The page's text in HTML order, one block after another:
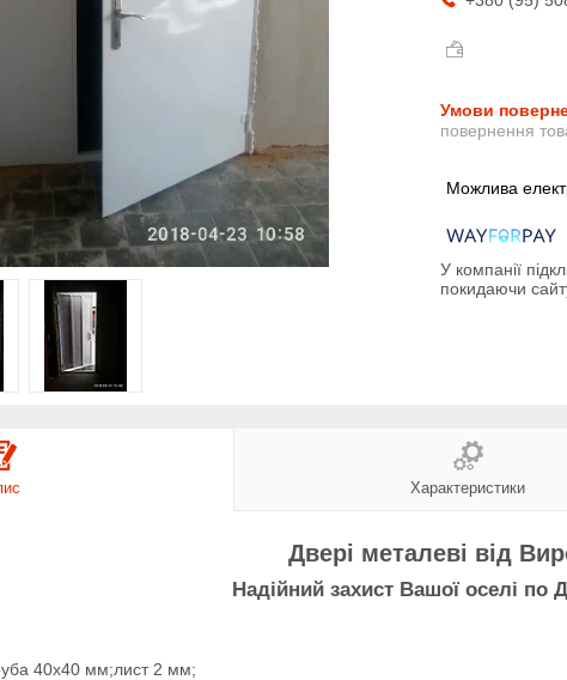
повернення
У компанії
покидаючи
Характеристики
Двері металеві від
Надійний захист Вашої оселі по
40х40 мм;лист 2 мм;